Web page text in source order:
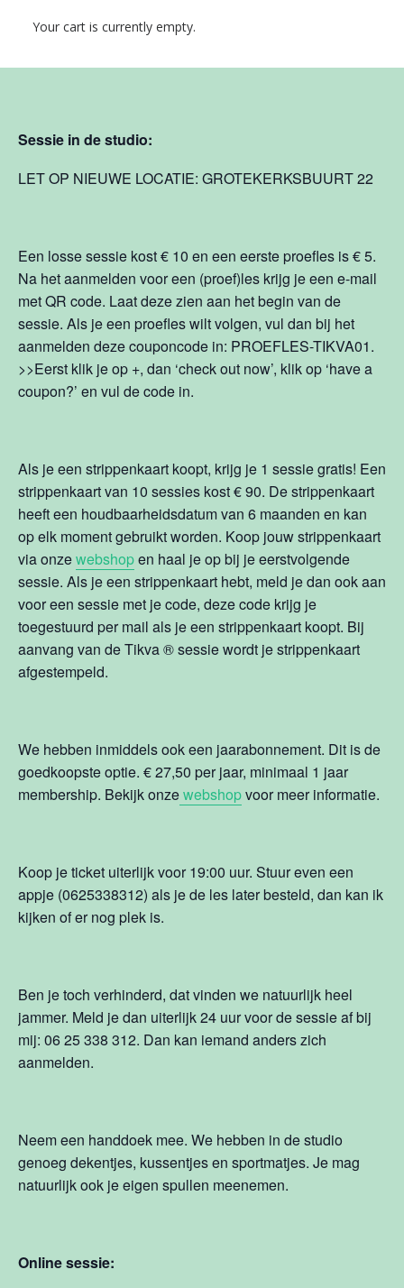
Your cart is currently empty.
Leuk dat je een Tikva
hier je sessie. We hebben twee opties, in de studio en
Sessie in de studio:
LET OP NIEUWE LOCATIE: GROTEKERKSBUURT 22
Een losse sessie kost € 10 en een eerste proefles is € 5.
Na het aanmelden voor een (proef)les krijg je een e-mail
met QR code. Laat deze zien aan het begin van de
sessie. Als je een proefles wilt volgen, vul dan bij het
aanmelden deze couponcode in: PROEFLES-TIKVA01.
>>Eerst klik je op +, dan ‘check out now’, klik op ‘have a
coupon?’ en vul de code in.
Als je een strippenkaart koopt, krijg je 1 sessie gratis! Een
strippenkaart van 10 sessies kost € 90. De strippenkaart
heeft een houdbaarheidsdatum van 6 maanden en kan
op elk moment gebruikt worden. Koop jouw strippenkaart
via onzewebshopen haal je op bij je eerstvolgende
sessie. Als je een strippenkaart hebt, meld je dan ook aan
voor een sessie met je code, deze code krijg je
toegestuurd per mail als je een strippenkaart koopt. Bij
aanvang van de Tikva®sessie wordt je strippenkaart
afgestempeld.
We hebben inmiddels ook een jaarabonnement. Dit is de
goedkoopste optie. € 27,50 per jaar, minimaal 1 jaar
membership. Bekijk onzewebshopvoor meer informatie.
Koop je ticket uiterlijk voor 19:00 uur. Stuur even een
appje (0625338312) als je de les later besteld, dan kan ik
kijken of er nog plek is.
Ben je toch verhinderd, dat vinden we natuurlijk heel
jammer. Meld je dan uiterlijk 24 uur voor de sessie af bij
mij: 06 25 338 312. Dan kan iemand anders zich
aanmelden.
Neem een handdoek mee. We hebben in de studio
genoeg dekentjes, kussentjes en sportmatjes. Je mag
natuurlijk ook je eigen spullen meenemen.
Online sessie: